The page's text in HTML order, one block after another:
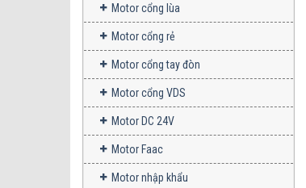
Motor cổng lùa
Motor cổng rẻ
Motor cổng tay đòn
Motor cổng VDS
Motor DC 24V
Motor Faac
Motor nhập khẩu